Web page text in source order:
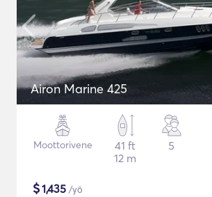
Airon Marine 425
Moottorivene
41 ft
12 m
5
$1,435 /yö